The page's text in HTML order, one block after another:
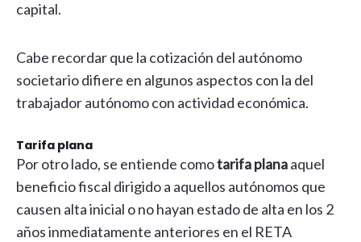
capital.
Cabe recordar que la cotización del autónomo
societario difiere en algunos aspectos con la del
trabajador autónomo con actividad económica.
Tarifa plana
Por otro lado, se entiende comotarifa planaaquel
beneficio fiscal dirigido a aquellos autónomos que
causen alta inicial o no hayan estado de alta en los 2
años inmediatamente anteriores en el RETA